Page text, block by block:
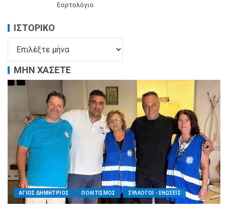
Εορτολόγιο
ΙΣΤΟΡΙΚΌ
ΜΗΝ ΧΑΣΕΤΕ
ΑΓΙΟΣ ΔΗΜΗΤΡΙΟΣ ΠΟΛΙΤΙΣΜΟΣ ΣΥΛΛΟΓΟΙ - ΕΝΩΣΕΙΣ